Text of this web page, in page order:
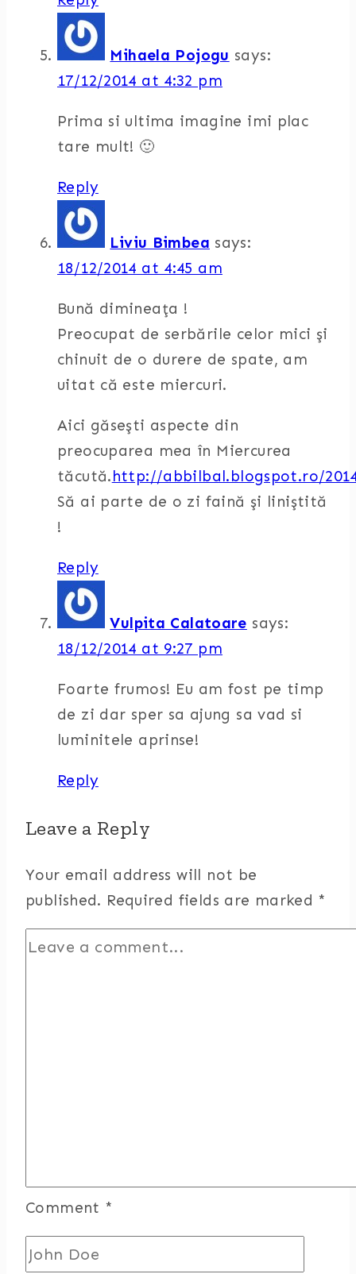
Mihaela Pojogu says:
17/12/2014 at 4:32 pm
Prima si ultima imagine imi plac
tare mult! 🙂
Reply
Liviu Bimbea says:
18/12/2014 at 4:45 am
Bună dimineaţa !
Preocupat de serbările celor mici şi
chinuit de o durere de spate, am
uitat că este miercuri.
Aici găseşti aspecte din
preocuparea mea în Miercurea
tăcută.http://abbilbal.blogspot.ro/
Să ai parte de o zi faină şi liniştită
!
Reply
Vulpita Calatoare says:
18/12/2014 at 9:27 pm
Foarte frumos! Eu am fost pe timp
de zi dar sper sa ajung sa vad si
luminitele aprinse!
Reply
Leave a Reply
Your email address will not be
published. Required fields are marked *
Comment *